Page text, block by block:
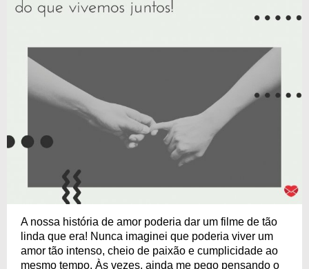
A nossa história de amor poderia dar um filme de tão
linda que era! Nunca imaginei que poderia viver um
amor tão intenso, cheio de paixão e cumplicidade ao
mesmo tempo. Às vezes, ainda me pego pensando o